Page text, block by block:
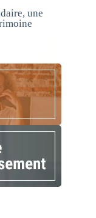
une